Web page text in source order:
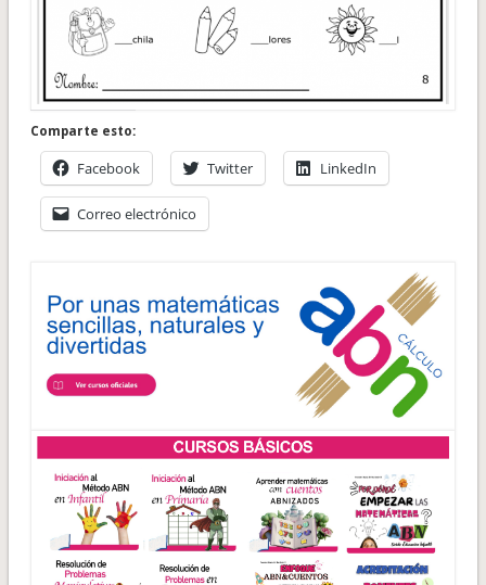
Comparte esto:
Facebook Twitter LinkedIn
Correo electrónico